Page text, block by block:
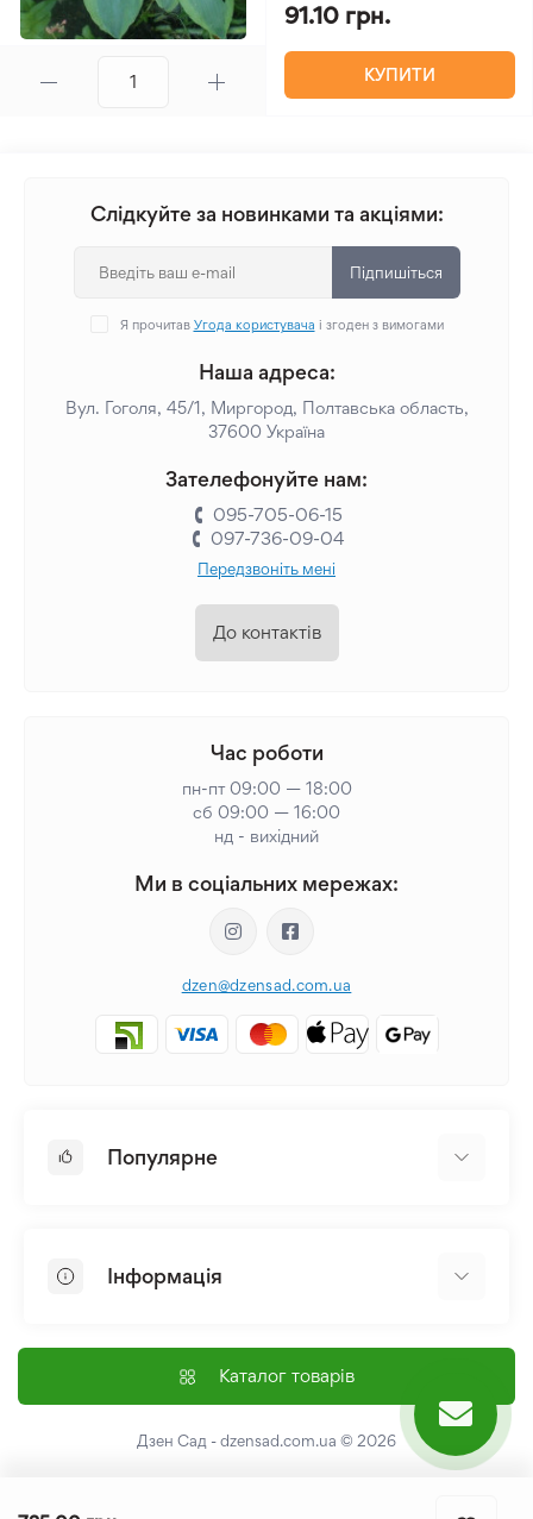
91.10 грн.
КУПИТИ
Слідкуйте за новинками та акціями:
Підпишіться
Я прочитав Угода користувача і згоден з вимогами
Наша адреса:
Вул. Гоголя, 45/1, Миргород, Полтавська область,
37600 Україна
Зателефонуйте нам:
095-705-06-15
097-736-09-04
Передзвоніть мені
До контактів
Час роботи
пн-пт 09:00 — 18:00
сб 09:00 — 16:00
нд - вихідний
Ми в соціальних мережах:
dzen@dzensad.com.ua
Популярне
Лілія
Насіння
Інформація
Доставка і оплата
Контакти
Каталог товарів
Дзен Сад - dzensad.com.ua © 2026